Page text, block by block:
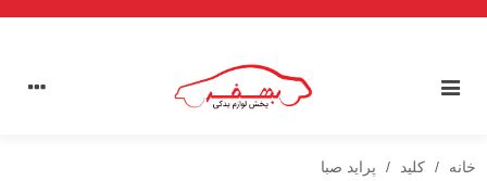
خانه / کلید / پراید صبا